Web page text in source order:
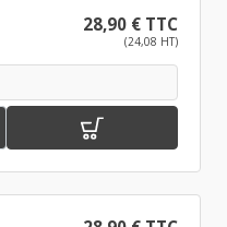
28,90 € TTC
(24,08 HT)